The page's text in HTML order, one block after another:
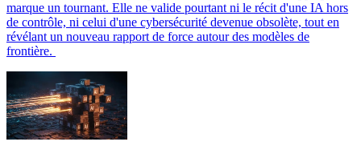
marque un tournant. Elle ne valide pourtant ni le récit d'une IA hors
de contrôle, ni celui d'une cybersécurité devenue obsolète, tout en
révélant un nouveau rapport de force autour des modèles de
frontière.